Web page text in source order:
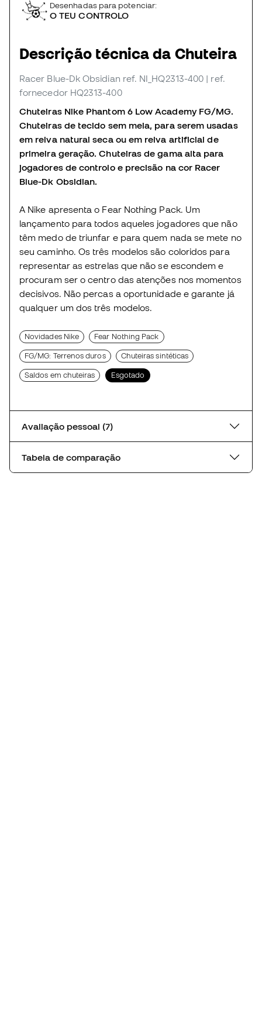
Desenhadas para potenciar:
O TEU CONTROLO
Descrição técnica da Chuteira
Racer Blue-Dk Obsidian ref. NI_HQ2313-400 | ref.
fornecedor HQ2313-400
Chuteiras Nike Phantom 6 Low Academy FG/MG.
Chuteiras de tecido sem meia, para serem usadas
em relva natural seca ou em relva artificial de
primeira geração. Chuteiras de gama alta para
jogadores de controlo e precisão na cor Racer
Blue-Dk Obsidian.
A Nike apresenta o Fear Nothing Pack. Um
lançamento para todos aqueles jogadores que não
têm medo de triunfar e para quem nada se mete no
seu caminho. Os três modelos são coloridos para
representar as estrelas que não se escondem e
procuram ser o centro das atenções nos momentos
decisivos. Não percas a oportunidade e garante já
qualquer um dos três modelos.
Novidades Nike Fear Nothing Pack
FG/MG: Terrenos duros Chuteiras sintéticas
Saldos em chuteiras Esgotado
Avaliação pessoal (7)
Tabela de comparação